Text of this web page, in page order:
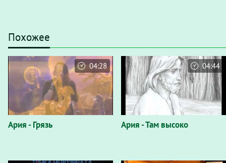
Похожее
Ария - Грязь
04:28
Ария - Там высоко
04:44